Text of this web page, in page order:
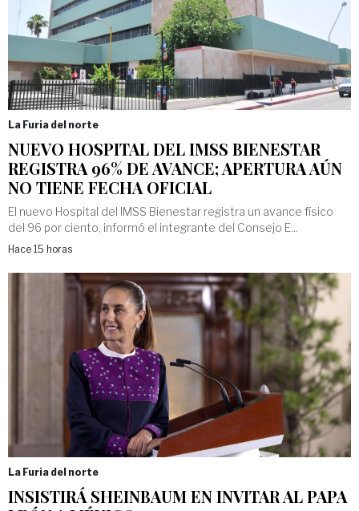
La Furia del norte
NUEVO HOSPITAL DEL IMSS BIENESTAR
REGISTRA 96% DE AVANCE; APERTURA AÚN
NO TIENE FECHA OFICIAL
El nuevo Hospital del IMSS Bienestar registra un avance físico
del 96 por ciento, informó el integrante del Consejo E...
Hace 15 horas
La Furia del norte
INSISTIRÁ SHEINBAUM EN INVITAR AL PAPA